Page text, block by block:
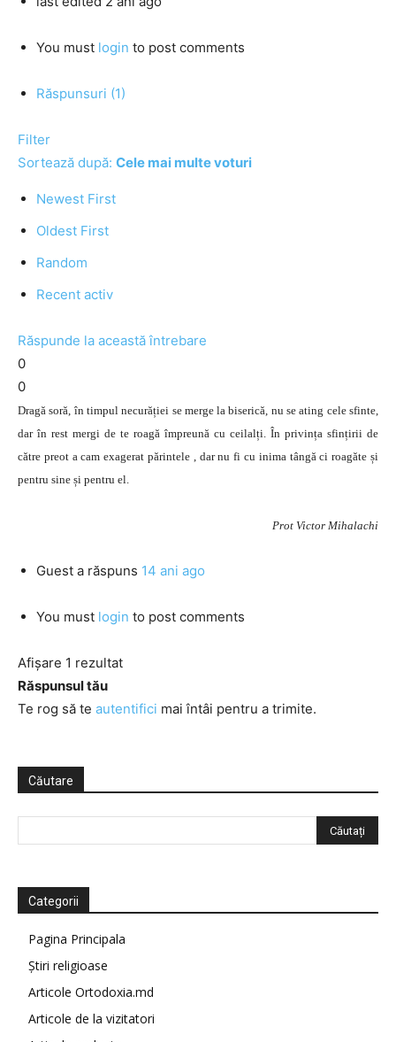
You must login to post comments
Răspunsuri (1)
Filter
Sortează după: Cele mai multe voturi
Newest First
Oldest First
Random
Recent activ
Răspunde la această întrebare
0
0
Dragă soră, în timpul necurăției se merge la biserică, nu se ating cele sfinte,
dar în rest mergi de te roagă împreună cu ceilalți. În privința sfințirii de
către preot a cam exagerat părintele , dar nu fi cu inima tângă ci roagăte și
pentru sine și pentru el.
Prot Victor Mihalachi
Guest a răspuns 14 ani ago
You must login to post comments
Afișare 1 rezultat
Răspunsul tău
Te rog să te autentifici mai întâi pentru a trimite.
Căutare
Categorii
Pagina Principala
Știri religioase
Articole Ortodoxia.md
Articole de la vizitatori